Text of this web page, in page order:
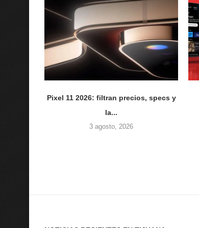
Pixel 11 2026: filtran precios, specs y
la...
3 agosto, 2026